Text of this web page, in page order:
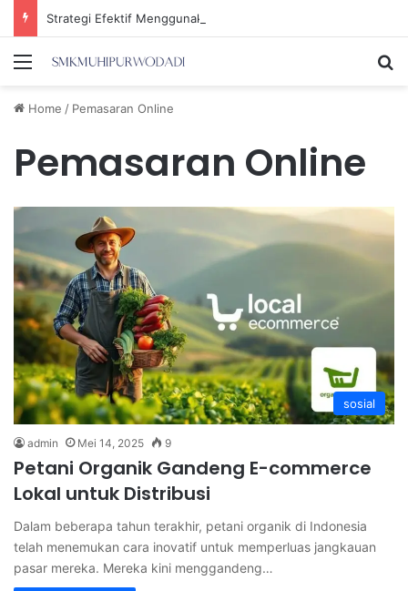
Menu
Home / Pemasaran Online
Pemasaran Online
sosial
admin Mei 14, 2025 9
Petani Organik Gandeng E-commerce
Lokal untuk Distribusi
Dalam beberapa tahun terakhir, petani organik di Indonesia
telah menemukan cara inovatif untuk memperluas jangkauan
pasar mereka. Mereka kini menggandeng…